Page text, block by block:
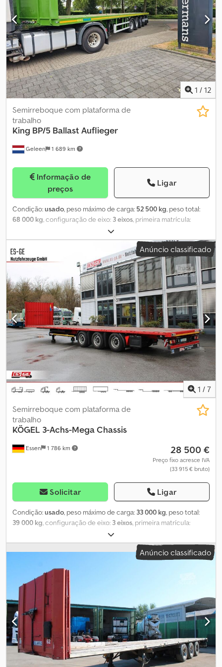
1 / 12
Geleen 1 689 km
Semirreboque com plataforma de
trabalho
King BP/5 Ballast Auflieger
Informação de
preços
Ligar
Condição:usado, peso máximo de carga: 52 500 kg, peso total:
68 000 kg, configuração de eixo: 3 eixos, primeira matrícula:
, comprimento do espaço de carga:
do espaço de carga:2 540 mm, largura total:2 540 mm, altura
total:
ABS, Reboque BP/5 com Eixo de
Suspensão Primeiro registo Eixos Tecma Travões de tambor com
ABS Eixos 1, 3, 4 e 5 com articulação mecânica forçada Suspensão
pneumática Número de série: SKMBP93ZZ8KT10860 Pneus:
445/65 R22,5, 70% de desgaste Peso total: 68.000 kg, Peso em
vazio: 15.500 kg, Capacidade de carga: 52.500 kg Dkedpjzn Dp Nsfx
Aqpor Comprimento: 15,55 m, Largura: 2,54 m, Altura do chão ao
piso de carga: 1,60 m Salvo erros/erros de impressão e venda
prévia.
Anúncio classificado
1 / 7
Essen 1 786 km
Semirreboque com plataforma de
trabalho
KÖGEL 3-Achs-Mega Chassis
28 500 €
Preço fixo acresce IVA
(33 915 € bruto)
Solicitar Ligar
Condição:usado, peso máximo de carga: 33 000 kg, peso total:
39 000 kg, configuração de eixo: 3 eixos, primeira matrícula:
, próxima inspeção (TÜV):06/2027
nosso portfólio completo de veículos, com unidades disponíveis
para entrega imediata e em curto prazo, pode ser consultado no
disponível mediante solicitação. Chassis: Chassis tipo escada
convencional em aço de construção leve com travessas
longitudinais Dodszp Aycopfx Aqpokr Com projeção do chassis
Placa de proteção entre o chassis exterior e a longarina como
proteção dos pneus das rodas traseiras do cavalo mecânico
Placa de engate com aproximadamente 8 mm de espessura, com
pino de engate de 2 polegadas conforme DIN 74080 / ISO 337
Suspensão: Mecanismo de elevação do eixo no eixo 1 Conjunto
de três eixos BPW ECO Air com travões de disco Ø
Anúncio classificado